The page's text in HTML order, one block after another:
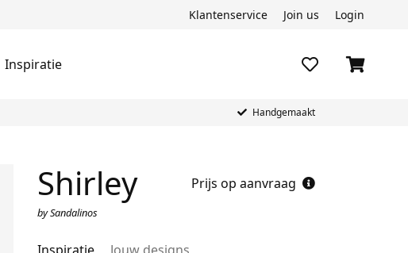
Klantenservice Join us Login
Inspiratie
Handgemaakt
Shirley Prijs op aanvraag
by Sandalinos